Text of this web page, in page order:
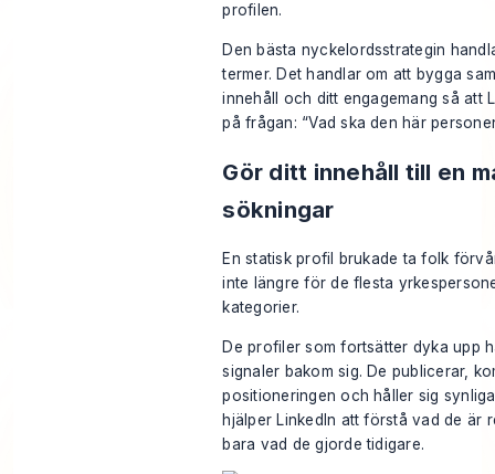
profilen.
Den bästa nyckelordsstrategin
termer. Det handlar om att bygga
innehåll och ditt engagemang så att
på frågan: “Vad ska den här
Gör ditt innehåll till en
sökningar
En statisk profil brukade ta folk
inte längre för de flesta
kategorier.
De profiler som fortsätter dyka upp
signaler bakom sig. De publicerar,
positioneringen och håller sig
hjälper LinkedIn att förstå vad de är
bara vad de gjorde tidigare.